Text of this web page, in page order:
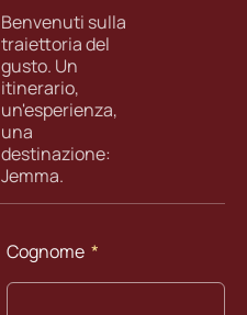
Benvenuti sulla
traiettoria del
gusto. Un
itinerario,
un'esperienza,
una
destinazione:
Jemma.
Cognome